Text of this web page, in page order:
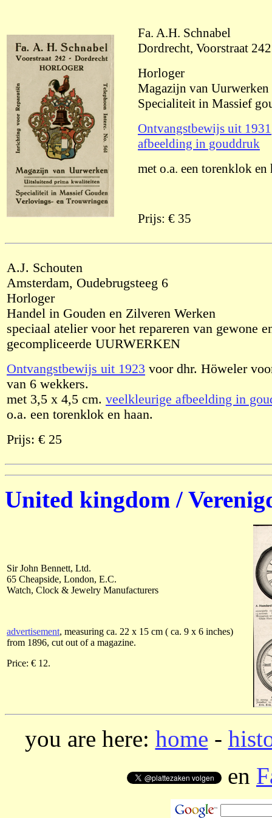
Fa. A.H. Schnabel
Dordrecht, Voorstraat 242
Horloger
Magazijn van Uurwerken
Specialiteit in Massief
Ontvangstbewijs uit 1931
afbeelding in gouddruk
met o.a. een torenklok en
Prijs: € 35
A.J. Schouten
Amsterdam, Oudebrugsteeg 6
Horloger
Handel in Gouden en Zilveren Werken
speciaal atelier voor het repareren van gewone
gecompliceerde UURWERKEN
Ontvangstbewijs uit 1923 voor dhr. Höweler
van 6 wekkers.
met 3,5 x 4,5 cm. veelkleurige afbeelding in
o.a. een torenklok en haan.
Prijs: € 25
United kingdom /
Sir John Bennett, Ltd.
65 Cheapside, London, E.C.
Watch, Clock & Jewelry Manufacturers
advertisement, measuring ca. 22 x 15 cm ( ca. 9 x 6 inches)
from 1896, cut out of a magazine.
Price: € 12.
you are here: home -
en